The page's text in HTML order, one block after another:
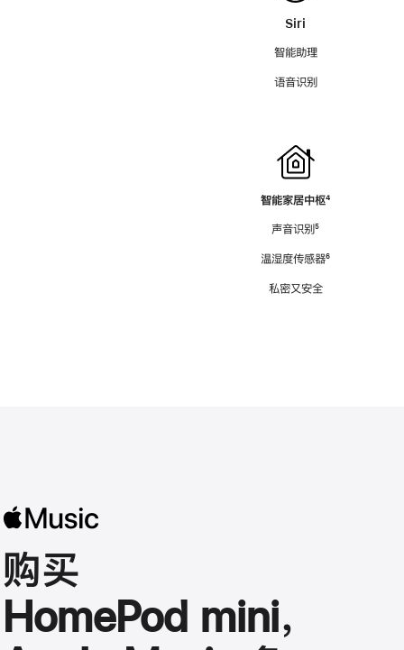
Siri
智能助理
语音识别
智能家居中枢脚
⁴
声音识别脚
⁵
温湿度传感器脚
⁶
私密又安全
购买
HomePod mini，